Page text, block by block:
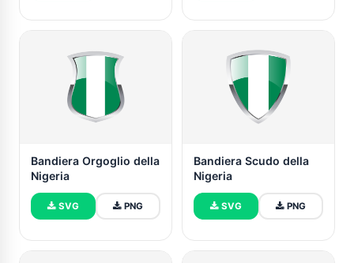
Bandiera Orgoglio della
Nigeria
SVG PNG
Bandiera Scudo della
Nigeria
SVG PNG